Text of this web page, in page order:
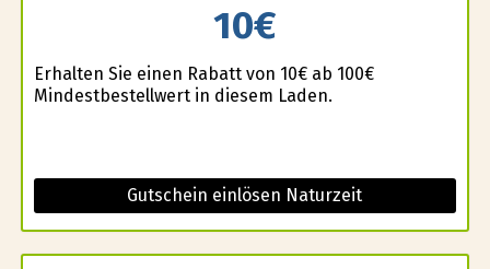
10€
Erhalten Sie einen Rabatt von 10€ ab 100€
Mindestbestellwert in diesem Laden.
Gutschein einlösen Naturzeit